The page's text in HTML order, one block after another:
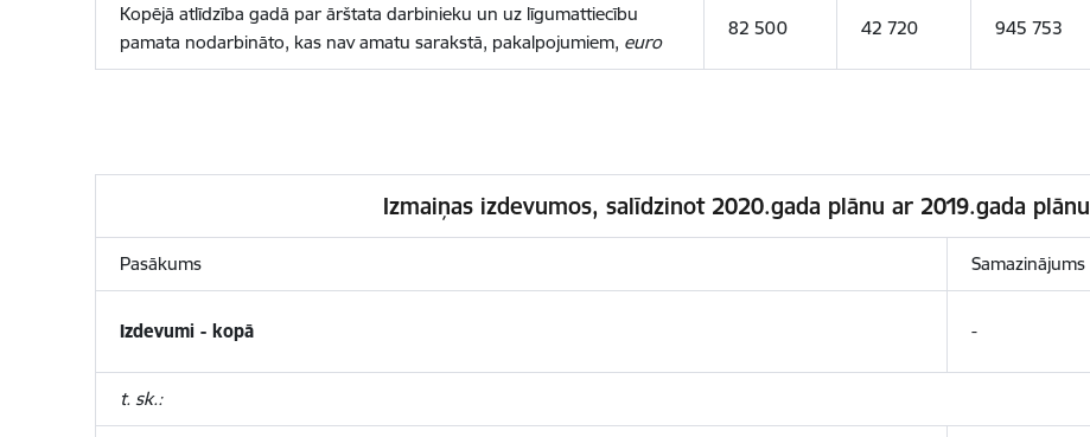
Kopējā atlīdzība gadā par ārštata darbinieku un uz līgumattiecību
pamata nodarbināto, kas nav amatu sarakstā, pakalpojumiem, euro
82 500 42 720 945 753
Izmaiņas izdevumos, salīdzinot 2020.gada plānu ar 2019.gada plānu
Pasākums Samazinājums
Izdevumi - kopā -
t. sk.: